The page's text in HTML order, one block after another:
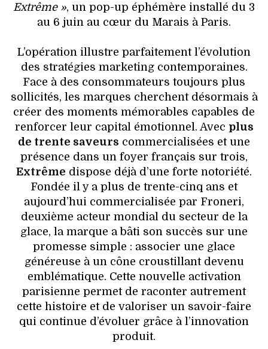
Extrême », un pop-up éphémère installé du 3
au 6 juin au cœur du Marais à Paris.
L’opération illustre parfaitement l’évolution
des stratégies marketing contemporaines.
Face à des consommateurs toujours plus
sollicités, les marques cherchent désormais à
créer des moments mémorables capables de
renforcer leur capital émotionnel. Avec plus
de trente saveurs commercialisées et une
présence dans un foyer français sur trois,
Extrême dispose déjà d’une forte notoriété.
Fondée il y a plus de trente-cinq ans et
aujourd’hui commercialisée par Froneri,
deuxième acteur mondial du secteur de la
glace, la marque a bâti son succès sur une
promesse simple : associer une glace
généreuse à un cône croustillant devenu
emblématique. Cette nouvelle activation
parisienne permet de raconter autrement
cette histoire et de valoriser un savoir-faire
qui continue d’évoluer grâce à l’innovation
produit.